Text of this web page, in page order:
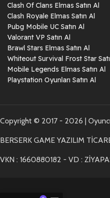
Clash Of Clans Elmas Satın Al
Clash Royale Elmas Satın Al
Pubg Mobile UC Satın Al
Valorant VP Satın Al
Brawl Stars Elmas Satın Al
Whiteout Survival Frost Star
Mobile Legends Elmas Satın Al
Playstation Oyunları Satın Al
Copyright © 2017 - 2026 |
BERSERK GAME YAZILIM
VKN : 1660880182 - VD :